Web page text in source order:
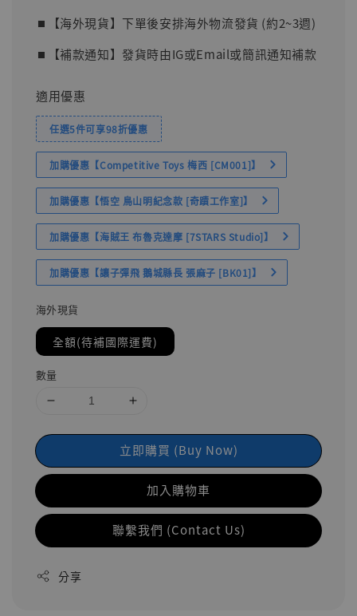
⏹︎【海外現貨】下單後安排海外物流發貨 (約2~3週)
⏹︎【補款通知】發貨時由IG或Email或簡訊通知補款
適用優惠
任選5件可享98折優惠
加購優惠【Competitive Toys 梅西 [CM001]】
加購優惠【悟空 鳥山明紀念款 [奇蹟工作室]】
加購優惠【海賊王 布魯克達摩 [7STARS Studio]】
加購優惠【讓子彈飛 鵝城縣長 張麻子 [BK01]】
海外現貨
全額(待補國際運費)
數量
立即購買 (Buy Now)
加入購物車
聯繫我們 (Contact Us)
分享